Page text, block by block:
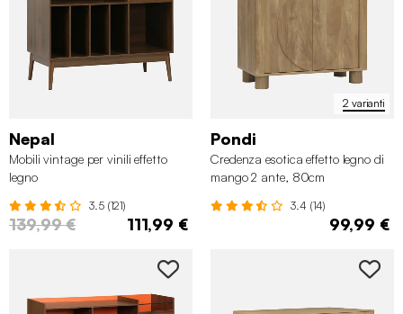
Nepal
Mobili vintage per vinili effetto
legno
3.5 (121)
139,99 € 111,99 €
2 varianti
Pondi
Credenza esotica effetto legno di
mango 2 ante, 80cm
3.4 (14)
99,99 €